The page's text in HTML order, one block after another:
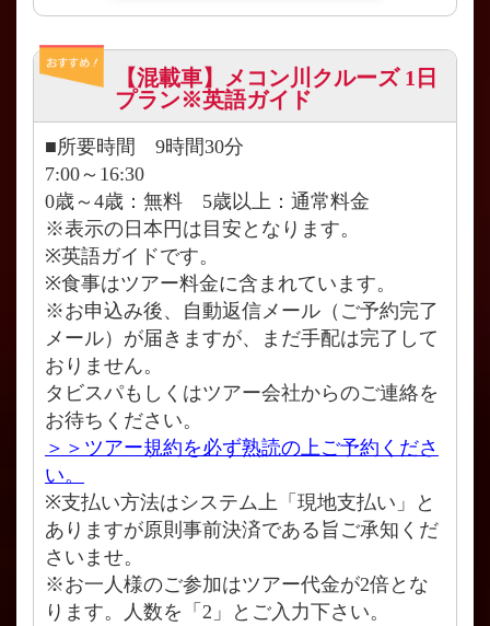
【混載車】メコン川クルーズ 1日
プラン※英語ガイド
■所要時間 9時間30分
7:00～16:30
0歳～4歳：無料 5歳以上：通常料金
※表示の日本円は目安となります。
※英語ガイドです。
※食事はツアー料金に含まれています。
※お申込み後、自動返信メール（ご予約完了
メール）が届きますが、まだ手配は完了して
おりません。
タビスパもしくはツアー会社からのご連絡を
お待ちください。
＞＞ツアー規約を必ず熟読の上ご予約くださ
い。
※支払い方法はシステム上「現地支払い」と
ありますが原則事前決済である旨ご承知くだ
さいませ。
※お一人様のご参加はツアー代金が2倍とな
ります。人数を「2」とご入力下さい。